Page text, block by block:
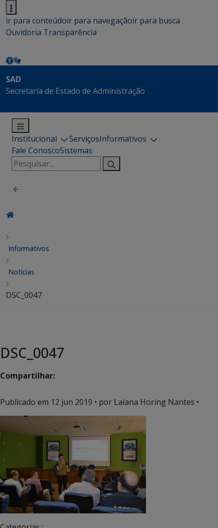
ir para conteúdoir para navegaçãoir para busca
Ouvidoria Transparência
SAD
Secretaria de Estado de Administração
Institucional ServiçosInformativos
Fale ConoscoSistemas
Pesquisar
por:
Informativos
Notícias
DSC_0047
DSC_0047
Compartilhar:
Publicado em 12 jun 2019 • por Laiana Horing Nantes •